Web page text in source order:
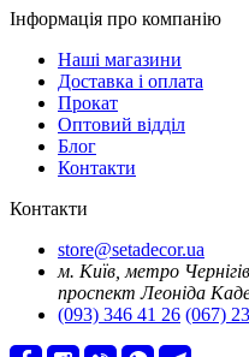
Інформація про компанію
Наші магазини
Доставка і оплата
Прокат
Оптовий відділ
Блог
Контакти
Контакти
store@setadecor.ua
м. Київ, метро
проспект Леоніда
(093) 346 41 26 (067)